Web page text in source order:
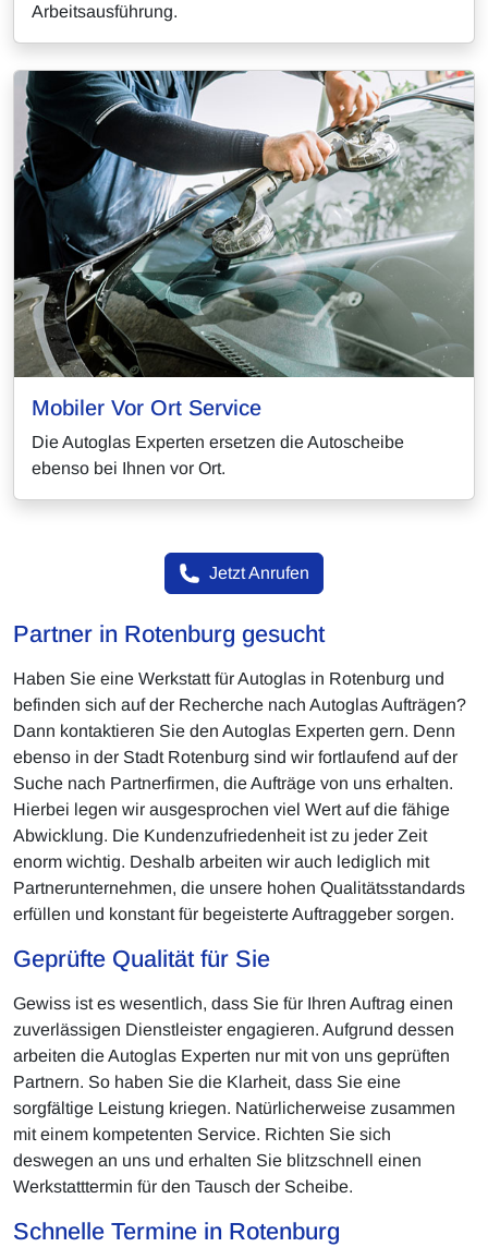
Arbeitsausführung.
Mobiler Vor Ort Service
Die Autoglas Experten ersetzen die Autoscheibe
ebenso bei Ihnen vor Ort.
Jetzt Anrufen
Partner in Rotenburg gesucht
Haben Sie eine Werkstatt für Autoglas in Rotenburg und
befinden sich auf der Recherche nach Autoglas Aufträgen?
Dann kontaktieren Sie den Autoglas Experten gern. Denn
ebenso in der Stadt Rotenburg sind wir fortlaufend auf der
Suche nach Partnerfirmen, die Aufträge von uns erhalten.
Hierbei legen wir ausgesprochen viel Wert auf die fähige
Abwicklung. Die Kundenzufriedenheit ist zu jeder Zeit
enorm wichtig. Deshalb arbeiten wir auch lediglich mit
Partnerunternehmen, die unsere hohen Qualitätsstandards
erfüllen und konstant für begeisterte Auftraggeber sorgen.
Geprüfte Qualität für Sie
Gewiss ist es wesentlich, dass Sie für Ihren Auftrag einen
zuverlässigen Dienstleister engagieren. Aufgrund dessen
arbeiten die Autoglas Experten nur mit von uns geprüften
Partnern. So haben Sie die Klarheit, dass Sie eine
sorgfältige Leistung kriegen. Natürlicherweise zusammen
mit einem kompetenten Service. Richten Sie sich
deswegen an uns und erhalten Sie blitzschnell einen
Werkstatttermin für den Tausch der Scheibe.
Schnelle Termine in Rotenburg